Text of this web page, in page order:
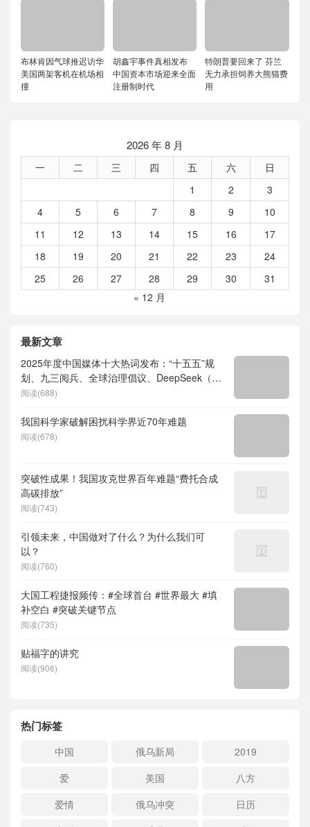
布林肯因气球推迟访华
美国两架客机在机场相
撞
胡鑫宇事件真相发布
中国资本市场迎来全面
注册制时代
特朗普要回来了 芬兰
无力承担饲养大熊猫费
用
2026 年 8 月
一 二 三 四 五 六
日
1
2
3
4
5 6 7 8 9
10
11
12 13 14 15 16
17
18
19 20 21 22 23
24
25
26 27 28 29 30
31
« 12 月
最新文章
2025年度中国媒体十大热词发布：“十五五”规
划、九三阅兵、全球治理倡议、DeepSeek（深
度求索）、人形机器人、苏超、票根经济、育
阅读(688)
我国科学家破解困扰科学界近70年难题
阅读(678)
突破性成果！我国攻克世界百年难题“费托合成
高碳排放”
阅读(743)
引领未来，中国做对了什么？为什么我们可
以？
阅读(760)
大国工程捷报频传：#全球首台 #世界最大 #填
补空白 #突破关键节点
阅读(735)
贴福字的讲究
阅读(906)
热门标签
中国 俄乌新局
2019
爱
美国
八方
爱情
俄乌冲突
日历